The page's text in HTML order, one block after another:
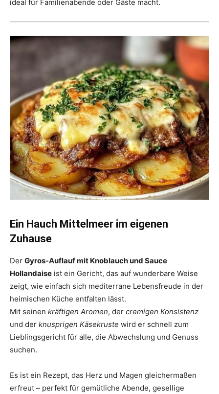
ideal für Familienabende oder Gäste macht.
Ein Hauch Mittelmeer im eigenen
Zuhause
Der Gyros-Auflauf mit Knoblauch und Sauce
Hollandaise ist ein Gericht, das auf wunderbare Weise
zeigt, wie einfach sich mediterrane Lebensfreude in der
heimischen Küche entfalten lässt.
Mit seinen kräftigen Aromen, der cremigen Konsistenz
und der knusprigen Käsekruste wird er schnell zum
Lieblingsgericht für alle, die Abwechslung und Genuss
suchen.
Es ist ein Rezept, das Herz und Magen gleichermaßen
erfreut – perfekt für gemütliche Abende, gesellige